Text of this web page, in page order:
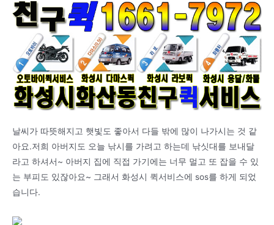
날씨가 따뜻해지고 햇빛도 좋아서 다들 밖에 많이 나가시는 것 같
아요.저희 아버지도 오늘 낚시를 가려고 하는데 낚싯대를 보내달
라고 하셔서~ 아버지 집에 직접 가기에는 너무 멀고 또 잡을 수 있
는 부피도 있잖아요~ 그래서 화성시 퀵서비스에 sos를 하게 되었
습니다.